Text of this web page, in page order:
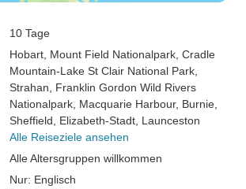
10 Tage
Hobart , Mount Field Nationalpark , Cradle
Mountain-Lake St Clair National Park
Strahan , Franklin Gordon Wild Rivers
Nationalpark , Macquarie Harbour, Burnie
Sheffield , Elizabeth-Stadt , Launceston
Alle Reiseziele ansehen
Alle Altersgruppen willkommen
Nur: Englisch